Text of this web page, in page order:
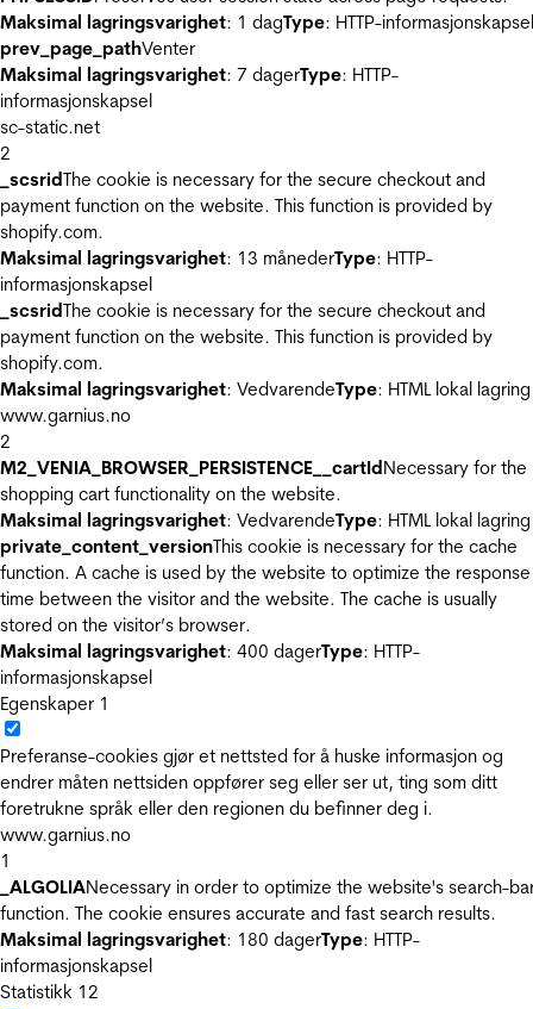
Maksimal lagringsvarighet: 1 dagType: HTTP-informasjonskapsel
prev_page_pathVenter
Maksimal lagringsvarighet: 7 dagerType: HTTP-
informasjonskapsel
sc-static.net
2
_scsridThe cookie is necessary for the secure checkout and
payment function on the website. This function is provided by
shopify.com.
Maksimal lagringsvarighet: 13 månederType: HTTP-
informasjonskapsel
_scsridThe cookie is necessary for the secure checkout and
payment function on the website. This function is provided by
shopify.com.
Maksimal lagringsvarighet: VedvarendeType: HTML lokal lagring
www.garnius.no
2
M2_VENIA_BROWSER_PERSISTENCE__cartIdNecessary for the
shopping cart functionality on the website.
Maksimal lagringsvarighet: VedvarendeType: HTML lokal lagring
private_content_versionThis cookie is necessary for the cache
function. A cache is used by the website to optimize the response
time between the visitor and the website. The cache is usually
stored on the visitor’s browser.
Maksimal lagringsvarighet: 400 dagerType: HTTP-
informasjonskapsel
Egenskaper 1
Preferanse-cookies gjør et nettsted for å huske informasjon og
endrer måten nettsiden oppfører seg eller ser ut, ting som ditt
foretrukne språk eller den regionen du befinner deg i.
www.garnius.no
1
_ALGOLIANecessary in order to optimize the website's search-
function. The cookie ensures accurate and fast search results.
Maksimal lagringsvarighet: 180 dagerType: HTTP-
informasjonskapsel
Statistikk 12